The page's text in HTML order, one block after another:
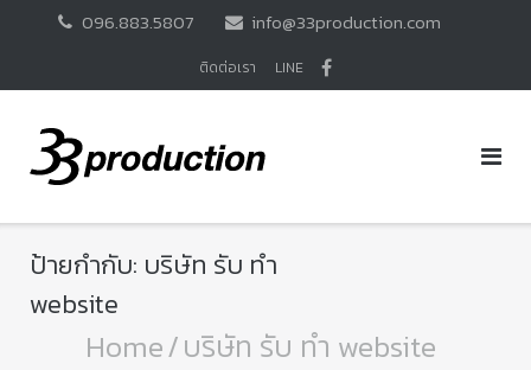
096.883.5807 info@33production.com
ติดต่อเรา LINE
ป้ายกำกับ: บริษัท รับ ทำ
website
Home/บริษัท รับ ทำ website